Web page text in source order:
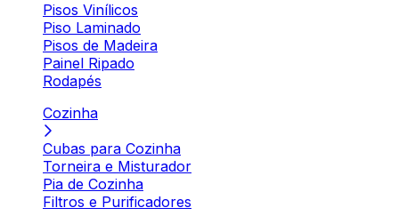
Pisos Vinílicos
Piso Laminado
Pisos de Madeira
Painel Ripado
Rodapés
Cozinha
Cubas para Cozinha
Torneira e Misturador
Pia de Cozinha
Filtros e Purificadores